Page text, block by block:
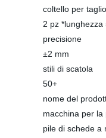
coltello per taglio
2 pz *lunghezza
precisione
±2 mm
stili di scatola
50+
nome del
macchina per
pile di schede a